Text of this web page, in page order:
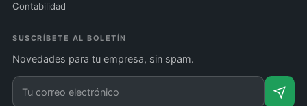
Contabilidad
SUSCRÍBETE AL BOLETÍN
Novedades para tu empresa, sin spam.